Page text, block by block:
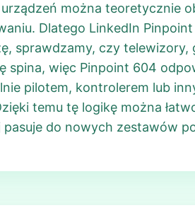
można teoretycznie
Dlatego LinkedIn
sprawdzamy, czy
spina, więc Pinpoint 604
pilotem, kontrolerem lub
temu tę logikę można
pasuje do nowych zestawów